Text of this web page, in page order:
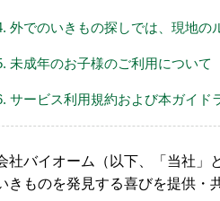
外でのいきもの探しでは、現地の
未成年のお子様のご利用について
サービス利用規約および本ガイド
社バイオーム（以下、「当社」
きものを発見する喜びを提供・